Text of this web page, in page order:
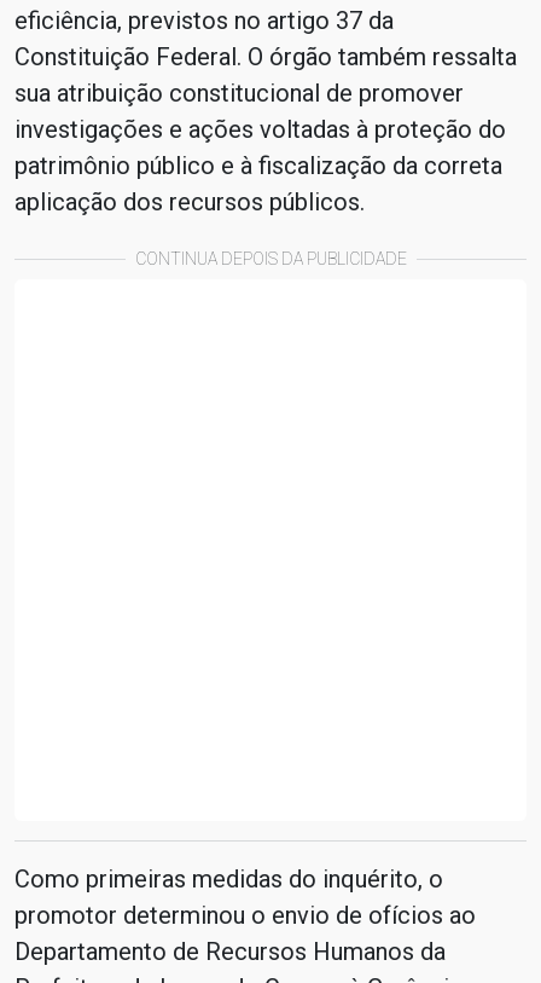
eficiência, previstos no artigo 37 da
Constituição Federal. O órgão também ressalta
sua atribuição constitucional de promover
investigações e ações voltadas à proteção do
patrimônio público e à fiscalização da correta
aplicação dos recursos públicos.
CONTINUA DEPOIS DA PUBLICIDADE
Como primeiras medidas do inquérito, o
promotor determinou o envio de ofícios ao
Departamento de Recursos Humanos da